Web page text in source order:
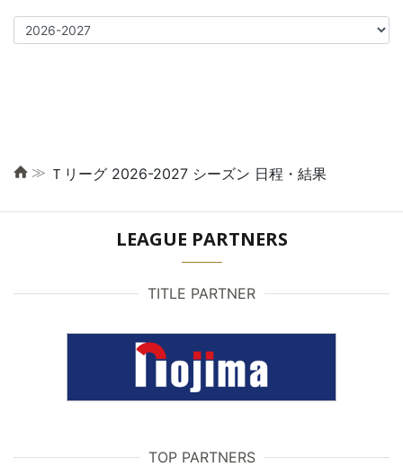
≫ Ｔリーグ 2026-2027 シーズン 日程・結果
LEAGUE PARTNERS
TITLE PARTNER
TOP PARTNERS